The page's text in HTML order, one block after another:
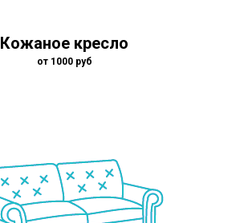
Кожаное кресло
от 1000 руб